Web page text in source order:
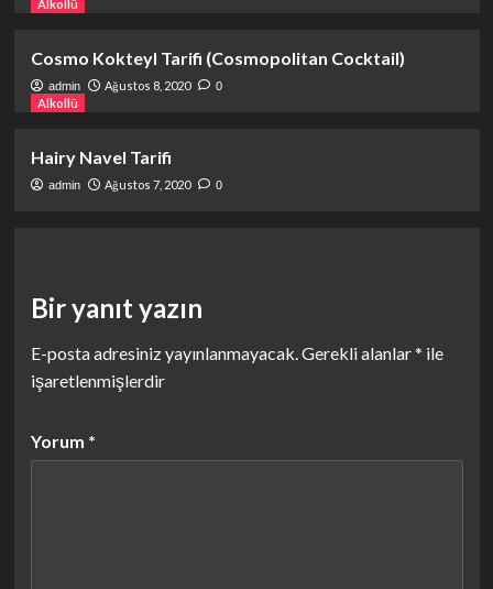
Alkollü
Cosmo Kokteyl Tarifi (Cosmopolitan Cocktail)
admin Ağustos 8, 2020 0
Alkollü
Hairy Navel Tarifi
admin Ağustos 7, 2020 0
Bir yanıt yazın
E-posta adresiniz yayınlanmayacak.Gerekli alanlar* ile
işaretlenmişlerdir
Yorum *